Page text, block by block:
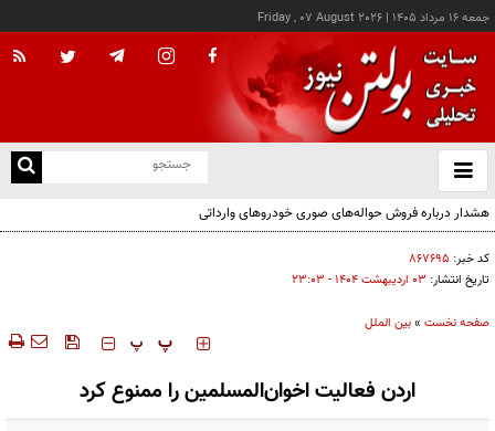
جمعه ۱۶ مرداد ۱۴۰۵ |
Friday , 07 August 2026
باز
و
هشدار درباره فروش حواله‌های صوری خودروهای وارداتی
کد خبر: ۸۶۷۶۹۵
تاریخ انتشار: ۰۳ ارديبهشت ۱۴۰۴ - ۲۳:۰۳
صفحه نخست »بین الملل
‍‍‍ پ پ
اردن فعالیت اخوان‌المسلمین را ممنوع کرد